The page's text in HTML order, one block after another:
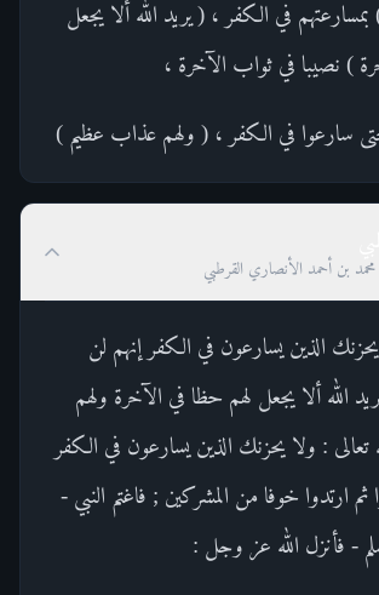
بمسارعتهم في الكفر ، ( يريد الله ألا يجعل
) نصيبا في ثواب الآخرة ،
سارعوا في الكفر ، ( ولهم عذاب عظيم )
محمد بن أحمد الأنصاري القرطبي
الذين يسارعون في الكفر إنهم لن
الله ألا يجعل لهم حظا في الآخرة ولهم
: ولا يحزنك الذين يسارعون في الكفر
ثم ارتدوا خوفا من المشركين ; فاغتم النبي -
- فأنزل الله عز وجل :